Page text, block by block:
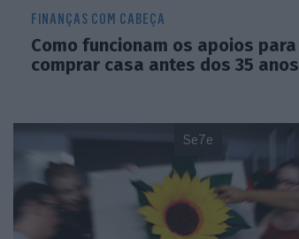
FINANÇAS COM CABEÇA
Como funcionam os apoios para
comprar casa antes dos 35 anos
Se7e